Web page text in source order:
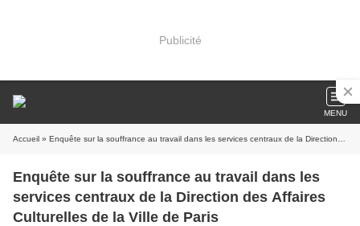
Publicité
MENU
Accueil » Enquête sur la souffrance au travail dans les services centraux de la Direction des Affaires Culturelles de la Ville de Paris
Enquête sur la souffrance au travail dans les
services centraux de la Direction des Affaires
Culturelles de la Ville de Paris